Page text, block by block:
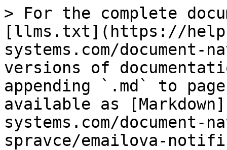
> For the complete
[llms.txt](https://
systems.com/
versions of
appending `.md` to
available as
systems.com/
spravce/emailova-